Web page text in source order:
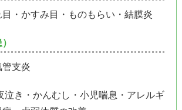
・かすみ目・ものもらい・結膜炎
管支炎
泣き・かんむし・小児喘息・アレルギ